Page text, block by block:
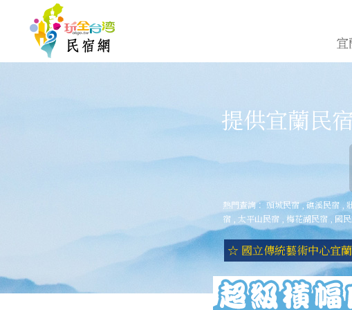
提供宜蘭民
熱門查詢：頭城民宿,礁溪民宿
宿
太平山民宿 梅花湖民宿 國
☆ 國立傳統藝術中心宜